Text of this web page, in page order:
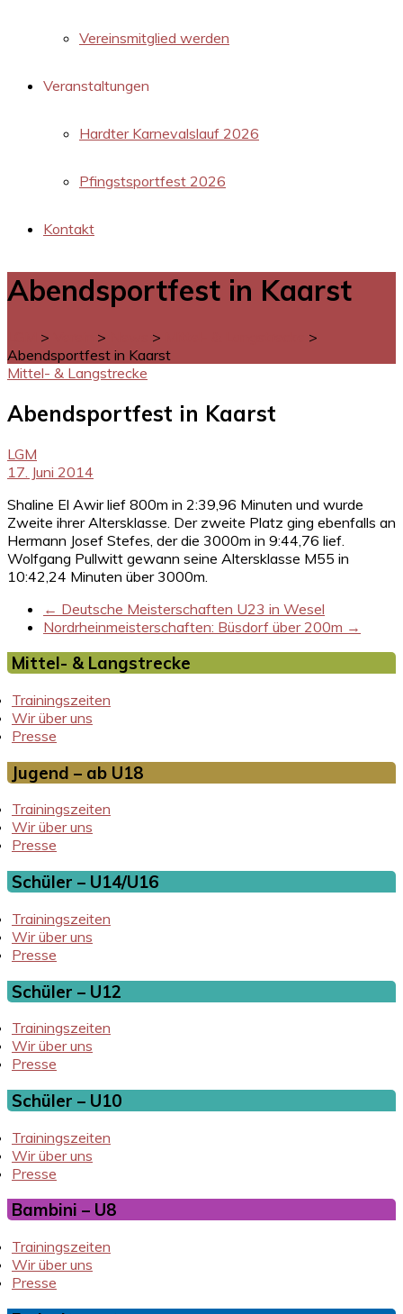
Vereinsmitglied werden
Veranstaltungen
Hardter Karnevalslauf 2026
Pfingstsportfest 2026
Kontakt
Abendsportfest in Kaarst
> > >
>
Abendsportfest in Kaarst
Mittel- & Langstrecke
Abendsportfest in Kaarst
LGM
17. Juni 2014
Shaline El Awir lief 800m in 2:39,96 Minuten und wurde
Zweite ihrer Altersklasse. Der zweite Platz ging ebenfalls an
Hermann Josef Stefes, der die 3000m in 9:44,76 lief.
Wolfgang Pullwitt gewann seine Altersklasse M55 in
10:42,24 Minuten über 3000m.
← Deutsche Meisterschaften U23 in Wesel
Nordrheinmeisterschaften: Büsdorf über 200m →
Mittel- & Langstrecke
Trainingszeiten
Wir über uns
Presse
Jugend – ab U18
Trainingszeiten
Wir über uns
Presse
Schüler – U14/U16
Trainingszeiten
Wir über uns
Presse
Schüler – U12
Trainingszeiten
Wir über uns
Presse
Schüler – U10
Trainingszeiten
Wir über uns
Presse
Bambini – U8
Trainingszeiten
Wir über uns
Presse